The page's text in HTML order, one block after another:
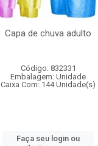
Capa de chuva adulto
Código: 832331
Embalagem: Unidade
Caixa Com: 144 Unidade(s)
Faça seu login ou